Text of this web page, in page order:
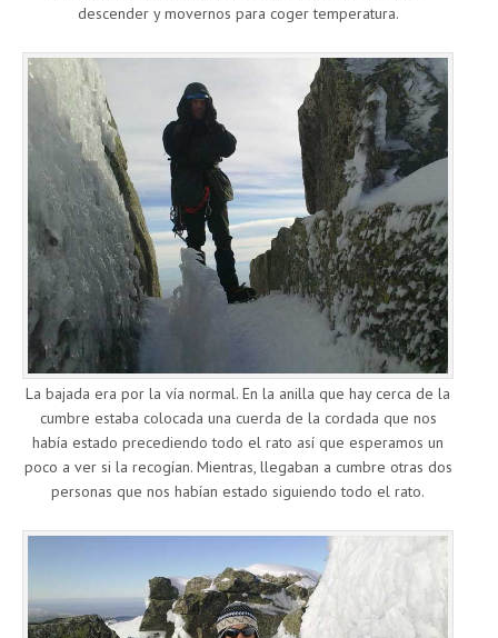
descender y movernos para coger temperatura.
La bajada era por la vía normal. En la anilla que hay cerca de la
cumbre estaba colocada una cuerda de la cordada que nos
había estado precediendo todo el rato así que esperamos un
poco a ver si la recogían. Mientras, llegaban a cumbre otras dos
personas que nos habían estado siguiendo todo el rato.